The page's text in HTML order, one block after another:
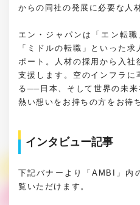
からの同社の発展に必要な人
エン・ジャパンは「エン転
「ミドルの転職」といった
ポート。人材の採用から入社
支援します。空のインフラに
る──日本、そして世界の未来
熱い想いをお持ちの方をお待
インタビュー記事
下記バナーより「AMBI」内
覧いただけます。